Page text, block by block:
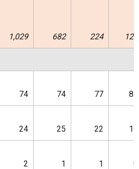
1,029 682 224 129
74 74 77 84
24 25 22 16
2 1 1 0